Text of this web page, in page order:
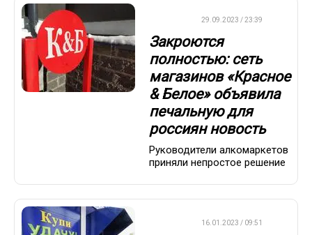
29.09.2023 / 23:39
Закроются
полностью: сеть
магазинов «Красное
& Белое» объявила
печальную для
россиян новость
Руководители алкомаркетов
приняли непростое решение
16.01.2023 / 09:51